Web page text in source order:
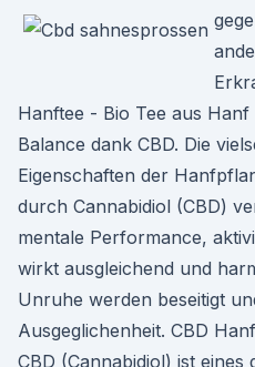
Hanftee - Bio Tee aus
Balance dank CBD. Die
Eigenschaften der
durch Cannabidiol (CBD)
mentale Performance,
wirkt ausgleichend und
Unruhe werden beseitigt
Ausgeglichenheit. CBD
CBD (Cannabidiol) ist